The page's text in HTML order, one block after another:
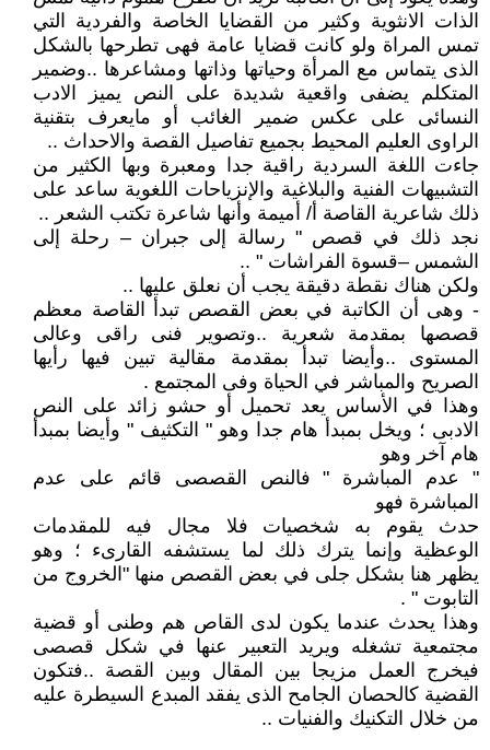
الذات الانثوية وكثير من القضايا الخاصة والفردية التي
تمس المراة ولو كانت قضايا عامة فهى تطرحها بالشكل
الذى يتماس مع المرأة وحياتها وذاتها ومشاعرها ..وضمير
المتكلم يضفى واقعية شديدة على النص يميز الادب
النسائى على عكس ضمير الغائب أو مايعرف بتقنية
الراوى العليم المحيط بجميع تفاصيل القصة والاحداث ..
جاءت اللغة السردية راقية جدا ومعبرة وبها الكثير من
التشبيهات الفنية والبلاغية والإنزياحات اللغوية ساعد على
ذلك شاعرية القاصة أ/ أميمة وأنها شاعرة تكتب الشعر ..
نجد ذلك في قصص " رسالة إلى جبران – رحلة إلى
الشمس –قسوة الفراشات " ..
ولكن هناك نقطة دقيقة يجب أن نعلق عليها ..
- وهى أن الكاتبة في بعض القصص تبدأ القاصة معظم
قصصها بمقدمة شعرية ..وتصوير فنى راقى وعالى
المستوى ..وأيضا تبدأ بمقدمة مقالية تبين فيها رأيها
الصريح والمباشر في الحياة وفى المجتمع .
وهذا في الأساس يعد تحميل أو حشو زائد على النص
الادبى ؛ ويخل بمبدأ هام جدا وهو " التكثيف " وأيضا بمبدأ
هام آخر وهو
" عدم المباشرة " فالنص القصصى قائم على عدم
المباشرة فهو
حدث يقوم به شخصيات فلا مجال فيه للمقدمات
الوعظية وإنما يترك ذلك لما يستشفه القارىء ؛ وهو
يظهر هنا بشكل جلى في بعض القصص منها "الخروج من
التابوت " .
وهذا يحدث عندما يكون لدى القاص هم وطنى أو قضية
مجتمعية تشغله ويريد التعبير عنها في شكل قصصى
فيخرج العمل مزيجا بين المقال وبين القصة ..فتكون
القضية كالحصان الجامح الذى يفقد المبدع السيطرة عليه
من خلال التكنيك والفنيات ..